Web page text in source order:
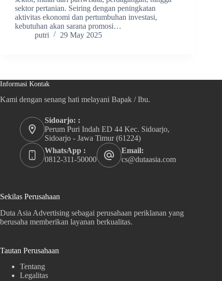
sektor pertanian. Seiring dengan peningkatan
aktivitas ekonomi dan pertumbuhan investasi,
kebutuhan akan sarana promosi…
putri
29 May 2025
Informasi Kontak
Kami dengan senang hati melayani Bapak / Ibu.
Sidoarjo: :
Perum Puri Indah ED 44 Kec. Sidoarjo,
Sidoarjo - Jawa Timur (61224)
WhatsApp :
0812-311-50000
Email:
cs@dutaasia.com
Sekilas Perusahaan
Duta Asia Advertising sebagai perusahaan periklanan yang
berusaha memberikan layanan berkualitas.
Tautan Perusahaan
Tentang
Legalitas